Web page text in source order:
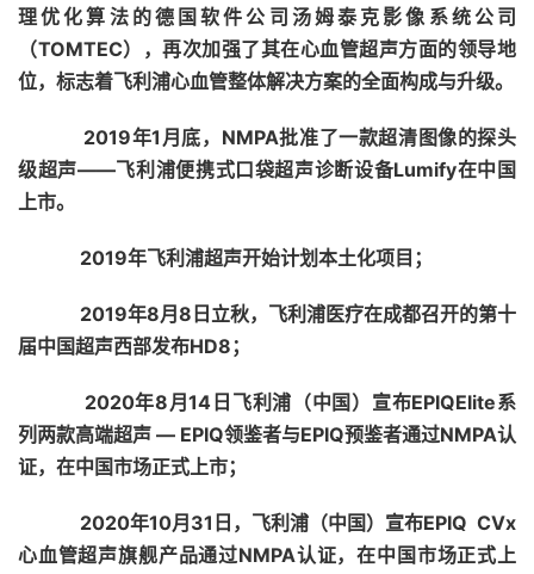
理优化算法的德国软件公司 汤姆泰克影像系统公司
（TOMTEC），再次加强了其在心血管超声方面的领导地
位，标志着飞利浦心血管整体解决方案的全面构成与升级。
2019年1月底，NMPA批准了一款超清图像的探头
级超声——飞利浦便携式口袋超声诊断设备Lumify在中国
上市。
2019年飞利浦超声开始计划本土化项目；
2019年8月8日立秋，飞利浦医疗在成都召开的第十
届中国超声西部发布HD8；
2020年8月14日飞利浦（中国）宣布EPIQElite系
列两款高端超声 — EPIQ领鉴者与EPIQ预鉴者通过NMPA认
证，在中国市场正式上市；
2020年10月31日，飞利浦（中国）宣布EPIQ CVx
心血管超声旗舰产品通过NMPA认证，在中国市场正式上